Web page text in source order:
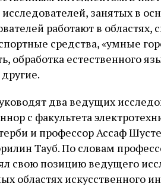
занятых в
работают в
средства, «умные
обработка естественного
два ведущих
с факультета
и профессор Ассаф
Тауб. По словам
свою позицию ведущего
областях искусственного